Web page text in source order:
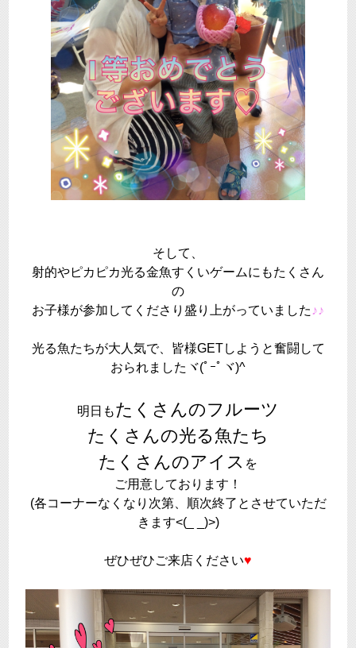
そして、
射的やピカピカ光る金魚すくいゲームにもたくさん
の
お子様が参加してくださり盛り上がっていました ♪♪
光る魚たちが大人気で、皆様GETしようと奮闘して
おられましたヾ(ﾟｰﾟヾ)^
明日もたくさんのフルーツ
たくさんの光る魚たち
たくさんのアイス を
ご用意しております！
(各コーナーなくなり次第、順次終了とさせていただ
きます<(_ _)>)
ぜひぜひご来店ください♥